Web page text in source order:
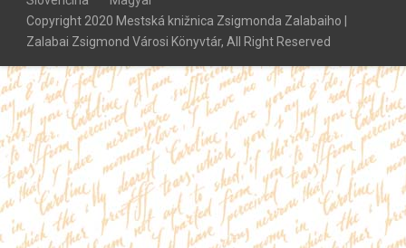
Copyright 2020 Mestská knižnica Zsigmonda Zalabaiho |
Zalabai Zsigmond Városi Könyvtár, All Right Reserved